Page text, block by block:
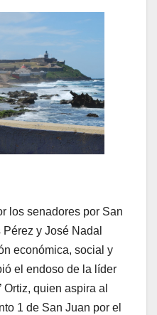
los senadores por San
y José Nadal
económica, social y
el endoso de la líder
Ortiz, quien aspira al
1 de San Juan por el